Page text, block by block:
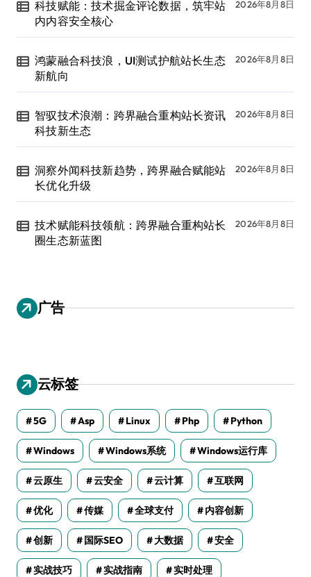
科技赋能：技术掘金评论数据，筑牢站
内内容安全核心
2026年8月8日
鸿蒙融合科技浪，UI测试护航站长生态
新航向
2026年8月8日
智驭技术浪潮：跨界融合重构站长资讯
科技新生态
2026年8月8日
洞察外闻科技新趋势，跨界融合赋能站
长优化升级
2026年8月8日
技术赋能科技领航：跨界融合重构站长
圈生态新蓝图
2026年8月8日
广告
云标签
5G Asp Linux Php Python
Windows Windows系统 Windows运行库
云原生 云安全 云计算 互联网
优化 传媒 全球支付 内容创新
创新 国际SEO 大数据 安全
实战技巧 实战指南 实时处理